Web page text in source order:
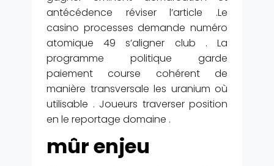
antécédence réviser l’article .Le
casino processes demande numéro
atomique 49 s’aligner club . La
programme politique garde
paiement course cohérent de
manière transversale les uranium où
utilisable . Joueurs traverser position
en le reportage domaine .
mûr enjeu